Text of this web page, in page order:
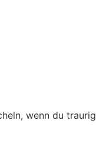
wenn du traurig